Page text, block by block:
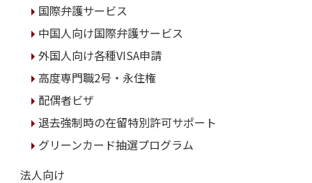
国際弁護サービス
中国人向け国際弁護サービス
外国人向け各種VISA申請
高度専門職2号・永住権
配偶者ビザ
退去強制時の在留特別許可サポート
グリーンカード抽選プログラム
法人向け